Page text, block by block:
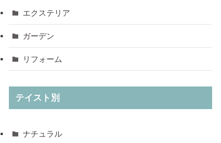
エクステリア
ガーデン
リフォーム
テイスト別
ナチュラル